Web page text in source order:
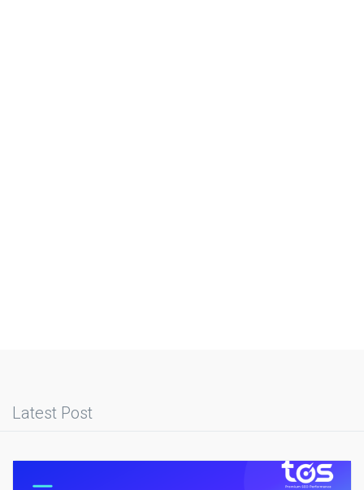
Latest Post